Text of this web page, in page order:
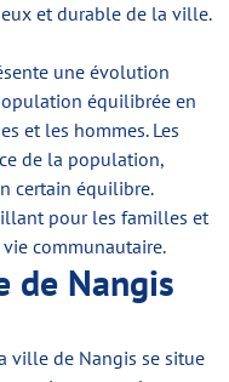
et durable de la ville.
une évolution
équilibrée en
et les hommes. Les
de la population,
certain équilibre.
pour les familles et
communautaire.
de Nangis
ville de Nangis se situe